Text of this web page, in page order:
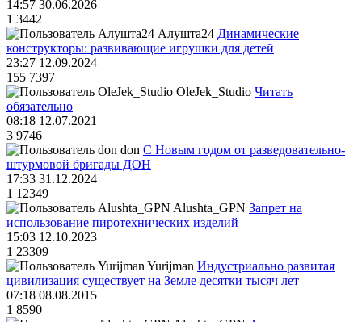
14:57 30.06.2026
1 3442
Алушта24 Динамические
конструкторы: развивающие игрушки для детей
23:27 12.09.2024
155 7397
OleJek_Studio Читать
обязательно
08:18 12.07.2021
3 9746
don С Новым годом от разведовательно-
штурмовой бригады ДОН
17:33 31.12.2024
1 12349
Alushta_GPN Запрет на
использование пиротехнических изделий
15:03 12.10.2023
1 23309
Yurijman Индустриально развитая
цивилизация существует на Земле десятки тысяч лет
07:18 08.08.2015
1 8590